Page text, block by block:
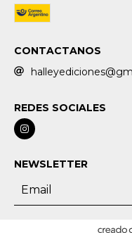
CONTACTANOS
REDES SOCIALES
NEWSLETTER